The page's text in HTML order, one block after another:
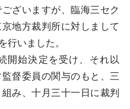
ざいますが、臨海三セク
地方裁判所に対しまして
行いました。
始決定を受け、それ以
督委員の関与のもと、三
み、十月三十一日に裁判